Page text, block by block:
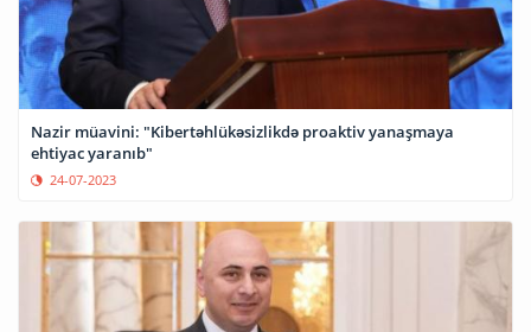
Nazir müavini: "Kibertəhlükəsizlikdə proaktiv yanaşmaya
ehtiyac yaranıb"
24-07-2023